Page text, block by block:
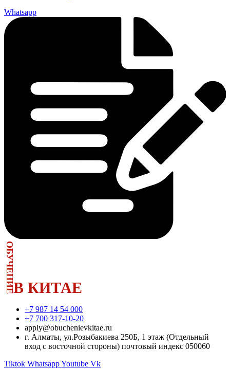
Whatsapp
ОБУЧЕНИЕВ КИТАЕ
+7 987 14 54 000
+7 700 317-10-20
apply@obuchenievkitae.ru
г. Алматы, ул.Розыбакиева 250Б, 1 этаж (Отдельный
вход с восточной стороны) почтовый индекс 050060
Tiktok WhatsappYoutube Vk